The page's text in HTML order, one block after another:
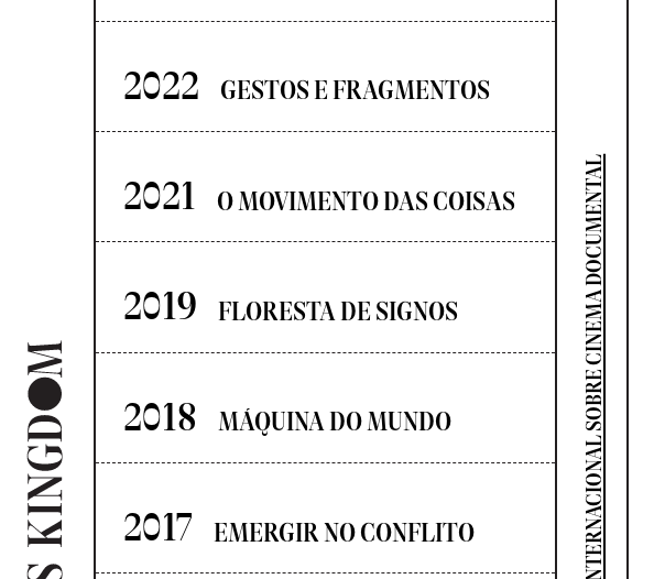
2022 GESTOS E FRAGMENTOS
2021 O MOVIMENTO DAS COISAS
2019 FLORESTA DE SIGNOS
2018 MÁQUINA DO MUNDO
2017 EMERGIR NO CONFLITO SEMINÁRIO INTERNACIONAL SOBRE CINEMA DOCUMENTAL